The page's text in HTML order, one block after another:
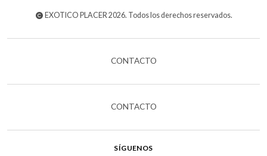
EXOTICO PLACER 2026. Todos los derechos reservados.
CONTACTO
CONTACTO
SÍGUENOS